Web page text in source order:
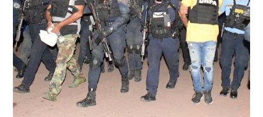
jueves
a
tres
hondureños
a
EEUU